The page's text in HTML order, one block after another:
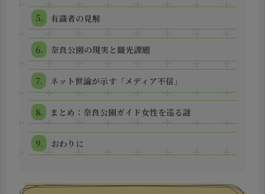
有識者の見解
奈良公園の現実と観光課題
ネット世論が示す「メディア不信」
まとめ：奈良公園ガイド女性を巡る謎
おわりに